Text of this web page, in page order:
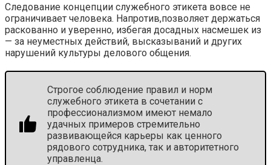
Следование концепции служебного этикета вовсе не
ограничивает человека. Напротив,позволяет держаться
раскованно и уверенно, избегая досадных насмешек из
— за неуместных действий, высказываний и других
нарушений культуры делового общения.
Строгое соблюдение правил и норм
служебного этикета в сочетании с
профессионализмом имеют немало
удачных примеров стремительно
развивающейся карьеры как ценного
рядового сотрудника, так и авторитетного
управленца.